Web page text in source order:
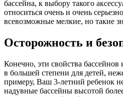
бассейна, к выбору такого
относиться очень и очень
всевозможные мелкие, но такие
Осторожность и
Конечно, эти свойства
в большей степени для детей,
примеру, Ваш 3-летний ребенок
надувные бассейны высотой